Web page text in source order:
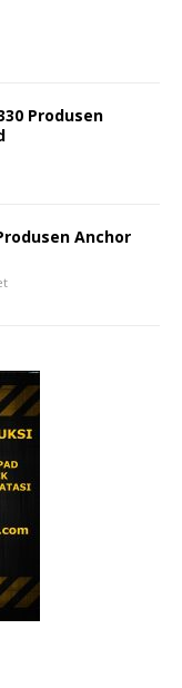
Produsen
Anchor